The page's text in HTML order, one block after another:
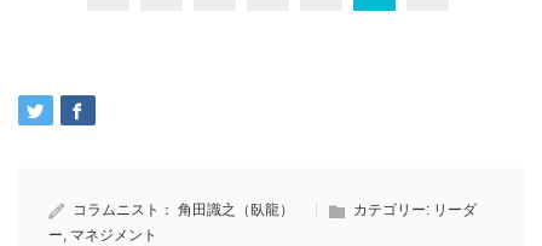
コラムニスト： 角田識之（臥龍） カテゴリー: リーダ
ー, マネジメント